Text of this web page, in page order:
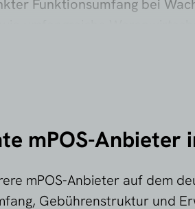
Funktionsumfang bei
verfügbar.
mPOS-Anbieter
mPOS-Anbieter auf dem
Gebührenstruktur und